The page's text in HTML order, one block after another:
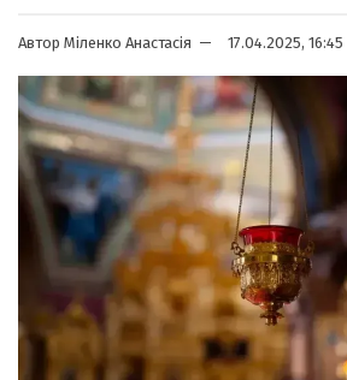
Автор Міленко Анастасія 17.04.2025, 16:45